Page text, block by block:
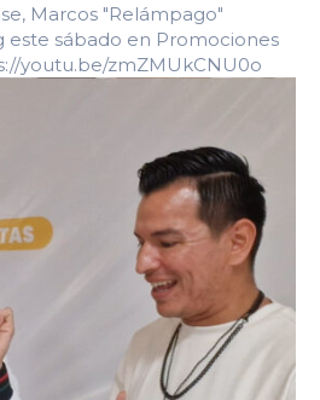
Marcos "Relámpago"
este sábado en Promociones
Tijuana. https://youtu.be/zmZMUkCNU0o